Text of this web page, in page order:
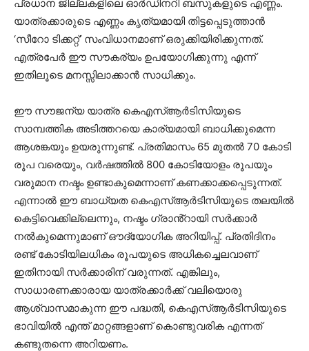
പ്രധാന ജില്ലകളിലെ ഓർഡിനറി ബസുകളുടെ എണ്ണം.
യാത്രക്കാരുടെ എണ്ണം കൃത്യമായി തിട്ടപ്പെടുത്താൻ
‘സീറോ ടിക്കറ്റ്’ സംവിധാനമാണ് ഒരുക്കിയിരിക്കുന്നത്.
എത്രപേർ ഈ സൗകര്യം ഉപയോഗിക്കുന്നു എന്ന്
ഇതിലൂടെ മനസ്സിലാക്കാൻ സാധിക്കും.
ഈ സൗജന്യ യാത്ര കെഎസ്ആർടിസിയുടെ
സാമ്പത്തിക അടിത്തറയെ കാര്യമായി ബാധിക്കുമെന്ന
ആശങ്കയും ഉയരുന്നുണ്ട്. പ്രതിമാസം 65 മുതൽ 70 കോടി
രൂപ വരെയും, വർഷത്തിൽ 800 കോടിയോളം രൂപയും
വരുമാന നഷ്ടം ഉണ്ടാകുമെന്നാണ് കണക്കാക്കപ്പെടുന്നത്.
എന്നാൽ ഈ ബാധ്യത കെഎസ്ആർടിസിയുടെ തലയിൽ
കെട്ടിവെക്കില്ലെന്നും, നഷ്ടം ഗ്രാൻ്റായി സർക്കാർ
നൽകുമെന്നുമാണ് ഔദ്യോഗിക അറിയിപ്പ്. പ്രതിദിനം
രണ്ട് കോടിയിലധികം രൂപയുടെ അധികച്ചെലവാണ്
ഇതിനായി സർക്കാരിന് വരുന്നത്. എങ്കിലും,
സാധാരണക്കാരായ യാത്രക്കാർക്ക് വലിയൊരു
ആശ്വാസമാകുന്ന ഈ പദ്ധതി, കെഎസ്ആർടിസിയുടെ
ഭാവിയിൽ എന്ത് മാറ്റങ്ങളാണ് കൊണ്ടുവരിക എന്നത്
കണ്ടുതന്നെ അറിയണം.